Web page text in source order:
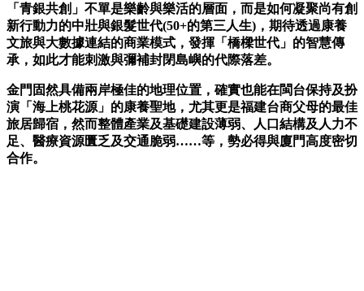
「青銀共創」不單是樂齡與樂活的層面，而是如何凝聚尚有創
新行動力的中壯與銀髮世代(50+的第三人生)，期待透過康養
文旅與大數據連結的商業模式，發揮「橋樑世代」的智慧傳
承，如此才能刺激與彌補封閉島嶼的代際落差。
金門固然具備兩岸極佳的地理位置，確實也能在閩台保持及扮
演「海上桃花源」的康養聖地，尤其更是福建台商父母的最佳
旅居歸宿，然而整體產業及基礎建設薄弱、人口結構及人力不
足、醫療資源匱乏及交通脆弱……等，勢必得與廈門高度密切
合作。